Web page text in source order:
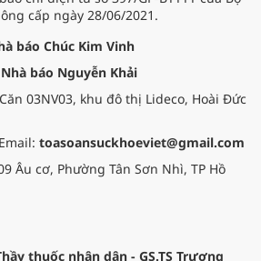
cấp ngày 28/06/2021.
báo Chúc Kim Vinh
Nhà báo Nguyễn Khải
03NV03, khu đô thị Lideco, Hoài Đức
toasoansuckhoeviet@gmail.com
Âu cơ, Phường Tân Sơn Nhì, TP Hồ
thuốc nhân dân - GS.TS Trương